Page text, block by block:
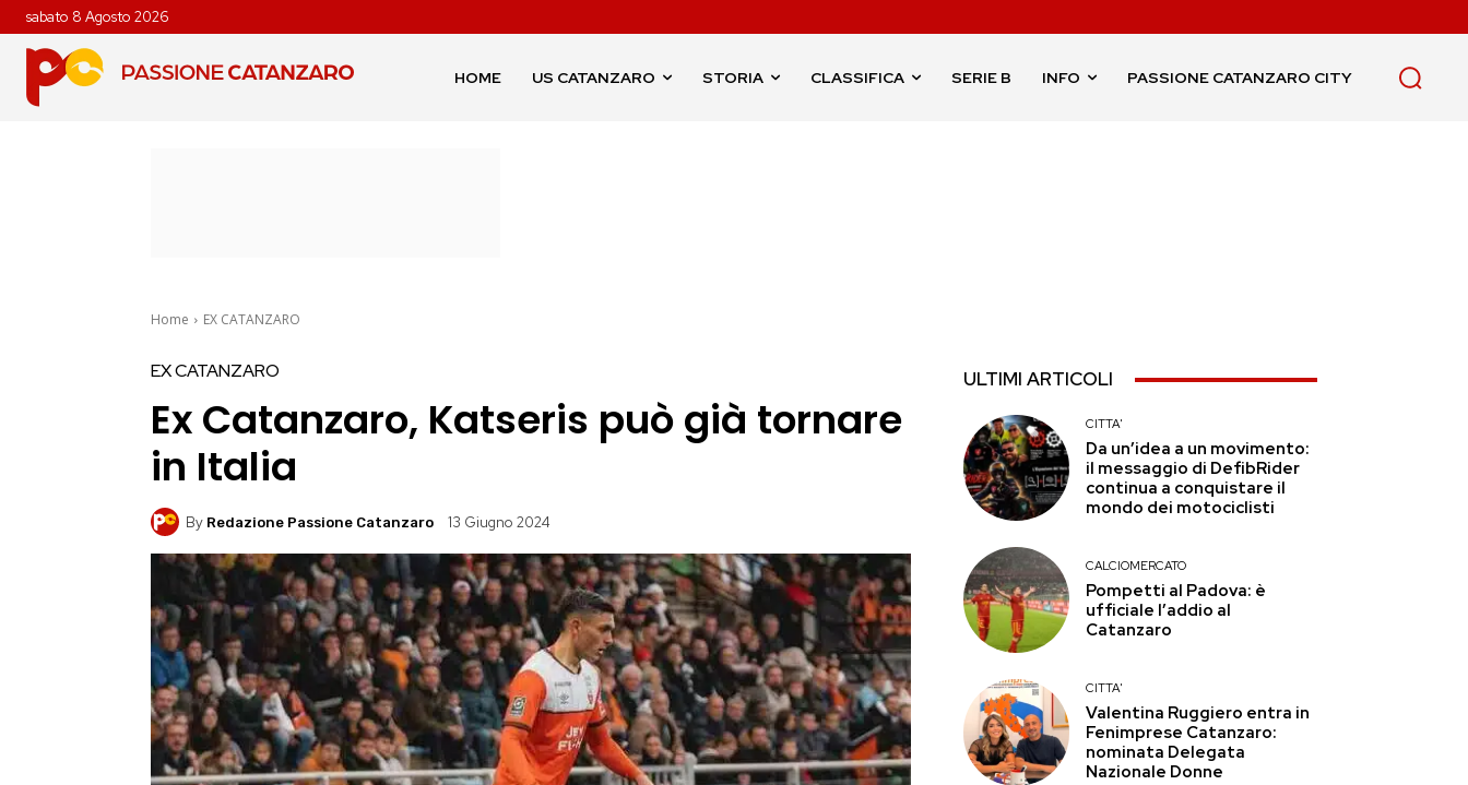
sabato 8 Agosto 2026
HOME US CATANZARO STORIA CLASSIFICA SERIE B INFO PASSIONE CATANZARO CITY
Home EX CATANZARO
EX CATANZARO
Ex Catanzaro, Katseris può già tornare
in Italia
By Redazione Passione Catanzaro 13 Giugno 2024
ULTIMI ARTICOLI
CITTA'
Da un’idea a un movimento:
il messaggio di DefibRider
continua a conquistare il
mondo dei motociclisti
CALCIOMERCATO
Pompetti al Padova: è
ufficiale l’addio al
Catanzaro
CITTA'
Valentina Ruggiero entra in
Fenimprese Catanzaro:
nominata Delegata
Nazionale Donne